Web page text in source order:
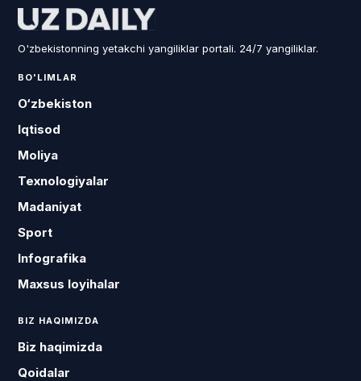
O'zbekistonning yetakchi yangiliklar portali. 24/7 yangiliklar.
BO'LIMLAR
O‘zbekiston
Iqtisod
Moliya
Texnologiyalar
Madaniyat
Sport
Infografika
Maxsus loyihalar
BIZ HAQIMIZDA
Biz haqimizda
Qoidalar